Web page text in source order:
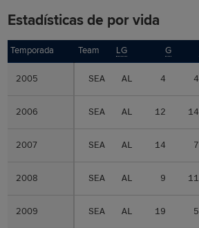
Estadísticas de por vida
Temporada Team LG G
2005 SEA AL 4 4
2006 SEA AL 12 14
2007 SEA AL 14 7
2008 SEA AL 9 11
2009 SEA AL 19 5
Temporada
2005
2006
2007
2008
2009